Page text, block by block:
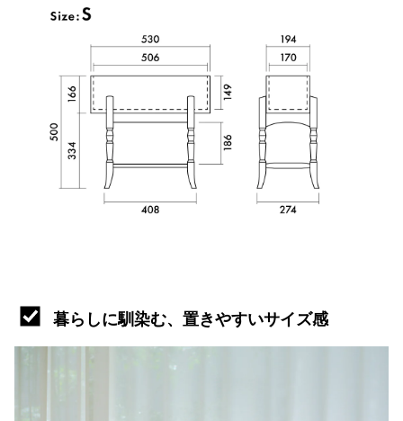
暮らしに馴染む、置きやすいサイズ感